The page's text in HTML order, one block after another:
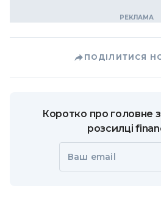
ПОДІЛИТИСЯ
Коротко про головне
розсилці
Ваш email